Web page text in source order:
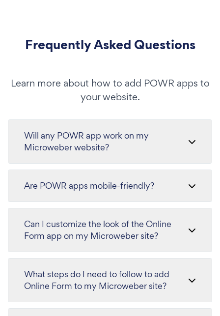
Frequently Asked Questions
Learn more about how to add POWR apps to
your website.
Will any POWR app work on my
Microweber website?
Are POWR apps mobile-friendly?
Can I customize the look of the Online
Form app on my Microweber site?
What steps do I need to follow to add
Online Form to my Microweber site?